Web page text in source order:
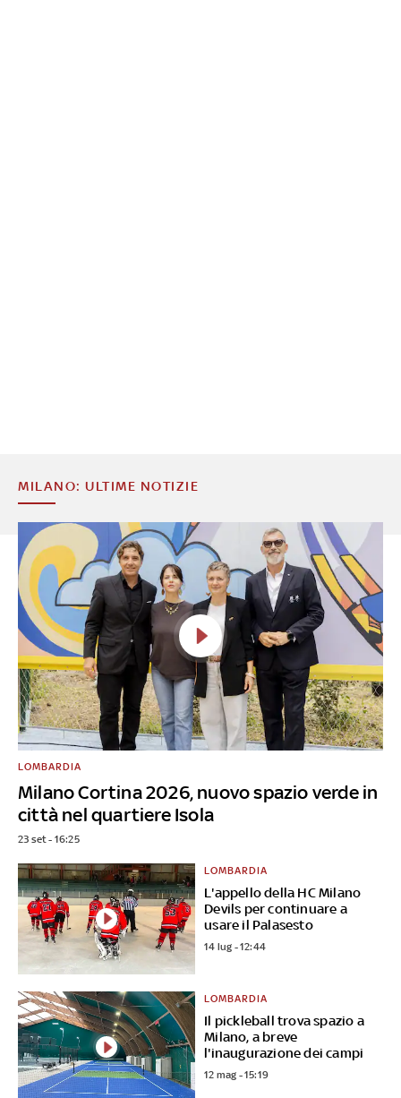
MILANO: ULTIME NOTIZIE
Milano Cortina 2026, nuovo spazio verde in
città nel quartiere Isola
LOMBARDIA
23 set - 16:25
L'appello della HC Milano
Devils per continuare a
usare il Palasesto
LOMBARDIA
14 lug - 12:44
Il pickleball trova spazio a
Milano, a breve
l'inaugurazione dei campi
LOMBARDIA
12 mag - 15:19